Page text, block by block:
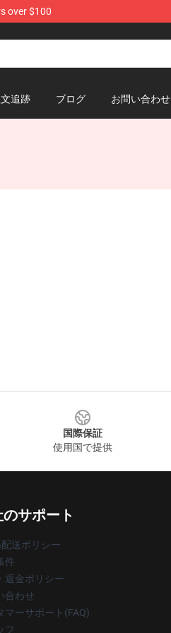
over $100
追跡 ブログ お問い合わせ
国際保証
使用国で提供
のサポート
送ポリシー
件
返金ポリシー
合わせ
マーサポート(FAQ)
フ